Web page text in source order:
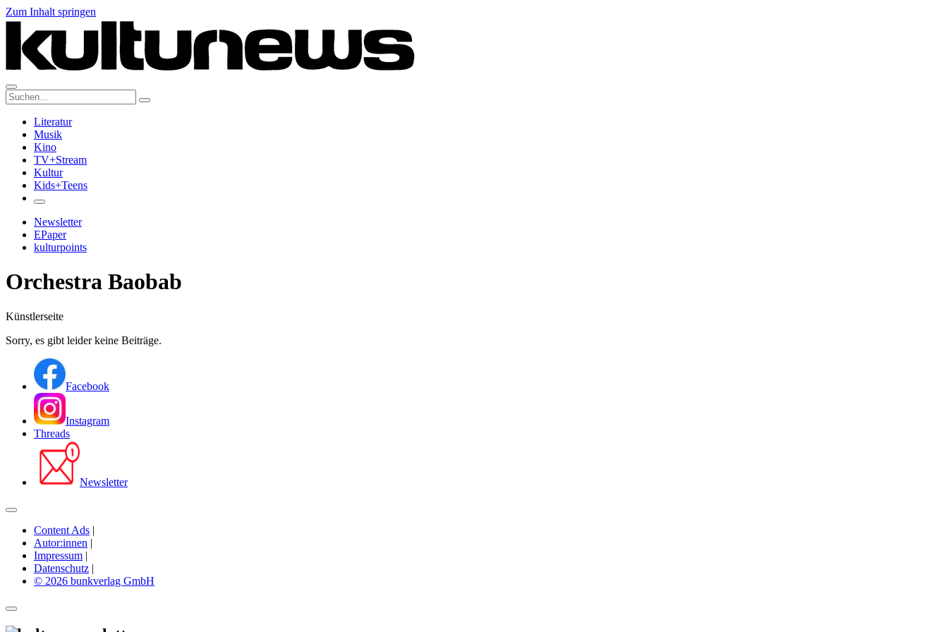
Zum Inhalt springen
Suche:
Literatur
Musik
Kino
TV+Stream
Kultur
Kids+Teens
Newsletter
EPaper
kulturpoints
Orchestra Baobab
Künstlerseite
Sorry, es gibt leider keine Beiträge.
Facebook
Instagram
Threads
Newsletter
Content Ads |
Autor:innen |
Impressum |
Datenschutz |
© 2026 bunkverlag GmbH